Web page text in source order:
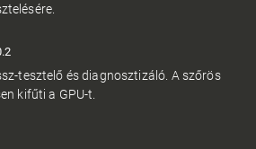
tesztelő és diagnosztizáló. A szőrös
kifűti a GPU-t.